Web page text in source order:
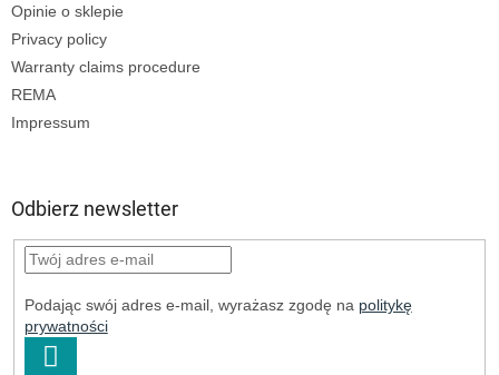
Opinie o sklepie
Privacy policy
Warranty claims procedure
REMA
Impressum
Odbierz newsletter
Podając swój adres e-mail, wyrażasz zgodę na politykę
prywatności